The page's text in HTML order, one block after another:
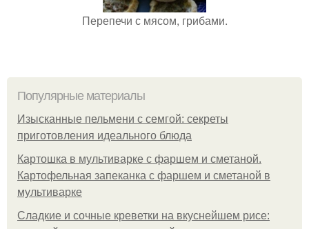
Перепечи с мясом, грибами.
Популярные материалы
Изысканные пельмени с семгой: секреты
приготовления идеального блюда
Картошка в мультиварке с фаршем и сметаной.
Картофельная запеканка с фаршем и сметаной в
мультиварке
Сладкие и сочные креветки на вкуснейшем рисе: